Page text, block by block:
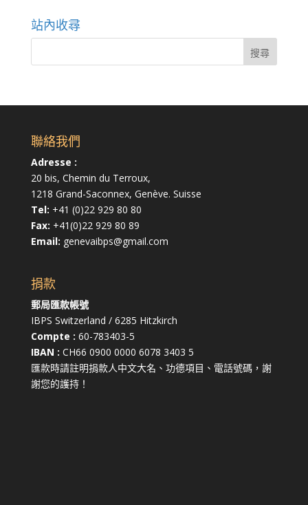
站內收尋
聯絡我們
Adresse :
20 bis, Chemin du Terroux,
1218 Grand-Saconnex, Genève. Suisse
Tel: +41 (0)22 929 80 80
Fax: +41(0)22 929 80 89
Email: genevaibps@gmail.com
捐款
郵局匯款帳號
IBPS Switzerland / 6285 Hitzkirch
Compte : 60-783403-5
IBAN : CH66 0900 0000 6078 3403 5
匯款時請註明捐款人中文大名、功德項目、電話號碼，謝
謝您的護持！